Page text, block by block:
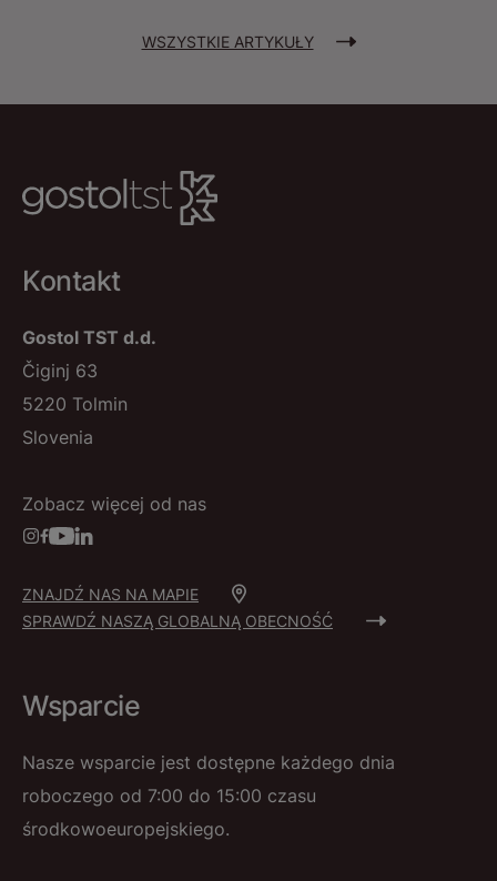
WSZYSTKIE ARTYKUŁY
Kontakt
Gostol TST d.d.
Čiginj 63
5220 Tolmin
Slovenia
Zobacz więcej od nas
ZNAJDŹ NAS NA MAPIE
SPRAWDŹ NASZĄ GLOBALNĄ OBECNOŚĆ
Wsparcie
Nasze wsparcie jest dostępne każdego dnia
roboczego od 7:00 do 15:00 czasu
środkowoeuropejskiego.